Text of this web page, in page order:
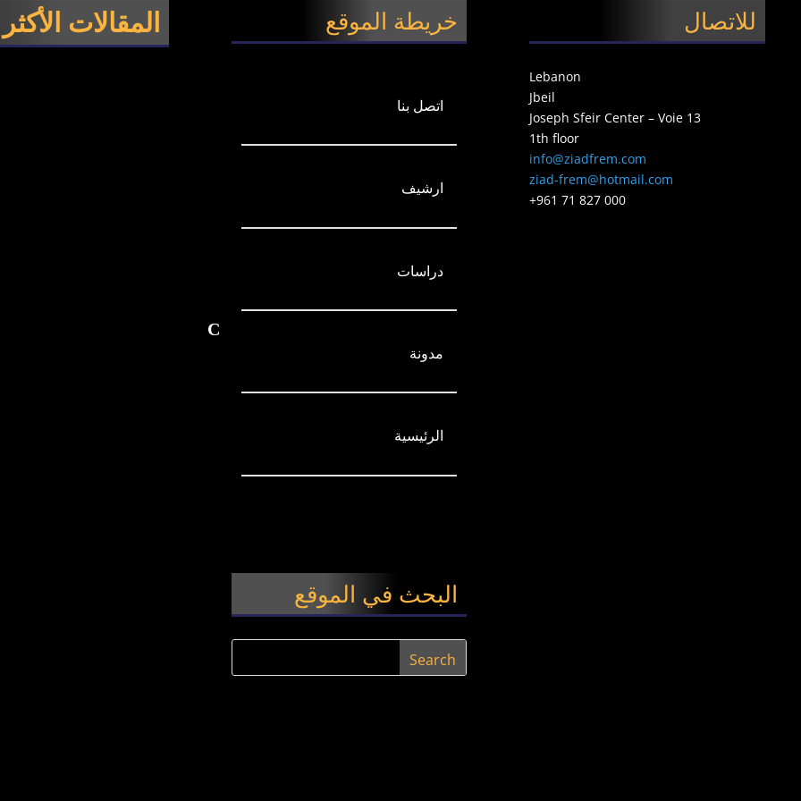
المقالات خريطة الموقع
اتصل بنا
ارشيف
دراسات
مدونة
الرئيسية
البحث في الموقع
للاتصال
Lebanon
Jbeil
Joseph Sfeir Center – Voie 13
1th floor
info@ziadfrem.com
ziad-frem@hotmail.com
+961 71 827 000